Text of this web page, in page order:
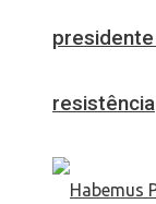
resistência